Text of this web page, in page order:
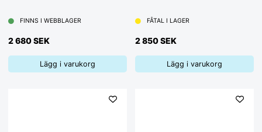
FINNS I WEBBLAGER
2 680 SEK
Lägg i varukorg
FÅTAL I LAGER
2 850 SEK
Lägg i varukorg